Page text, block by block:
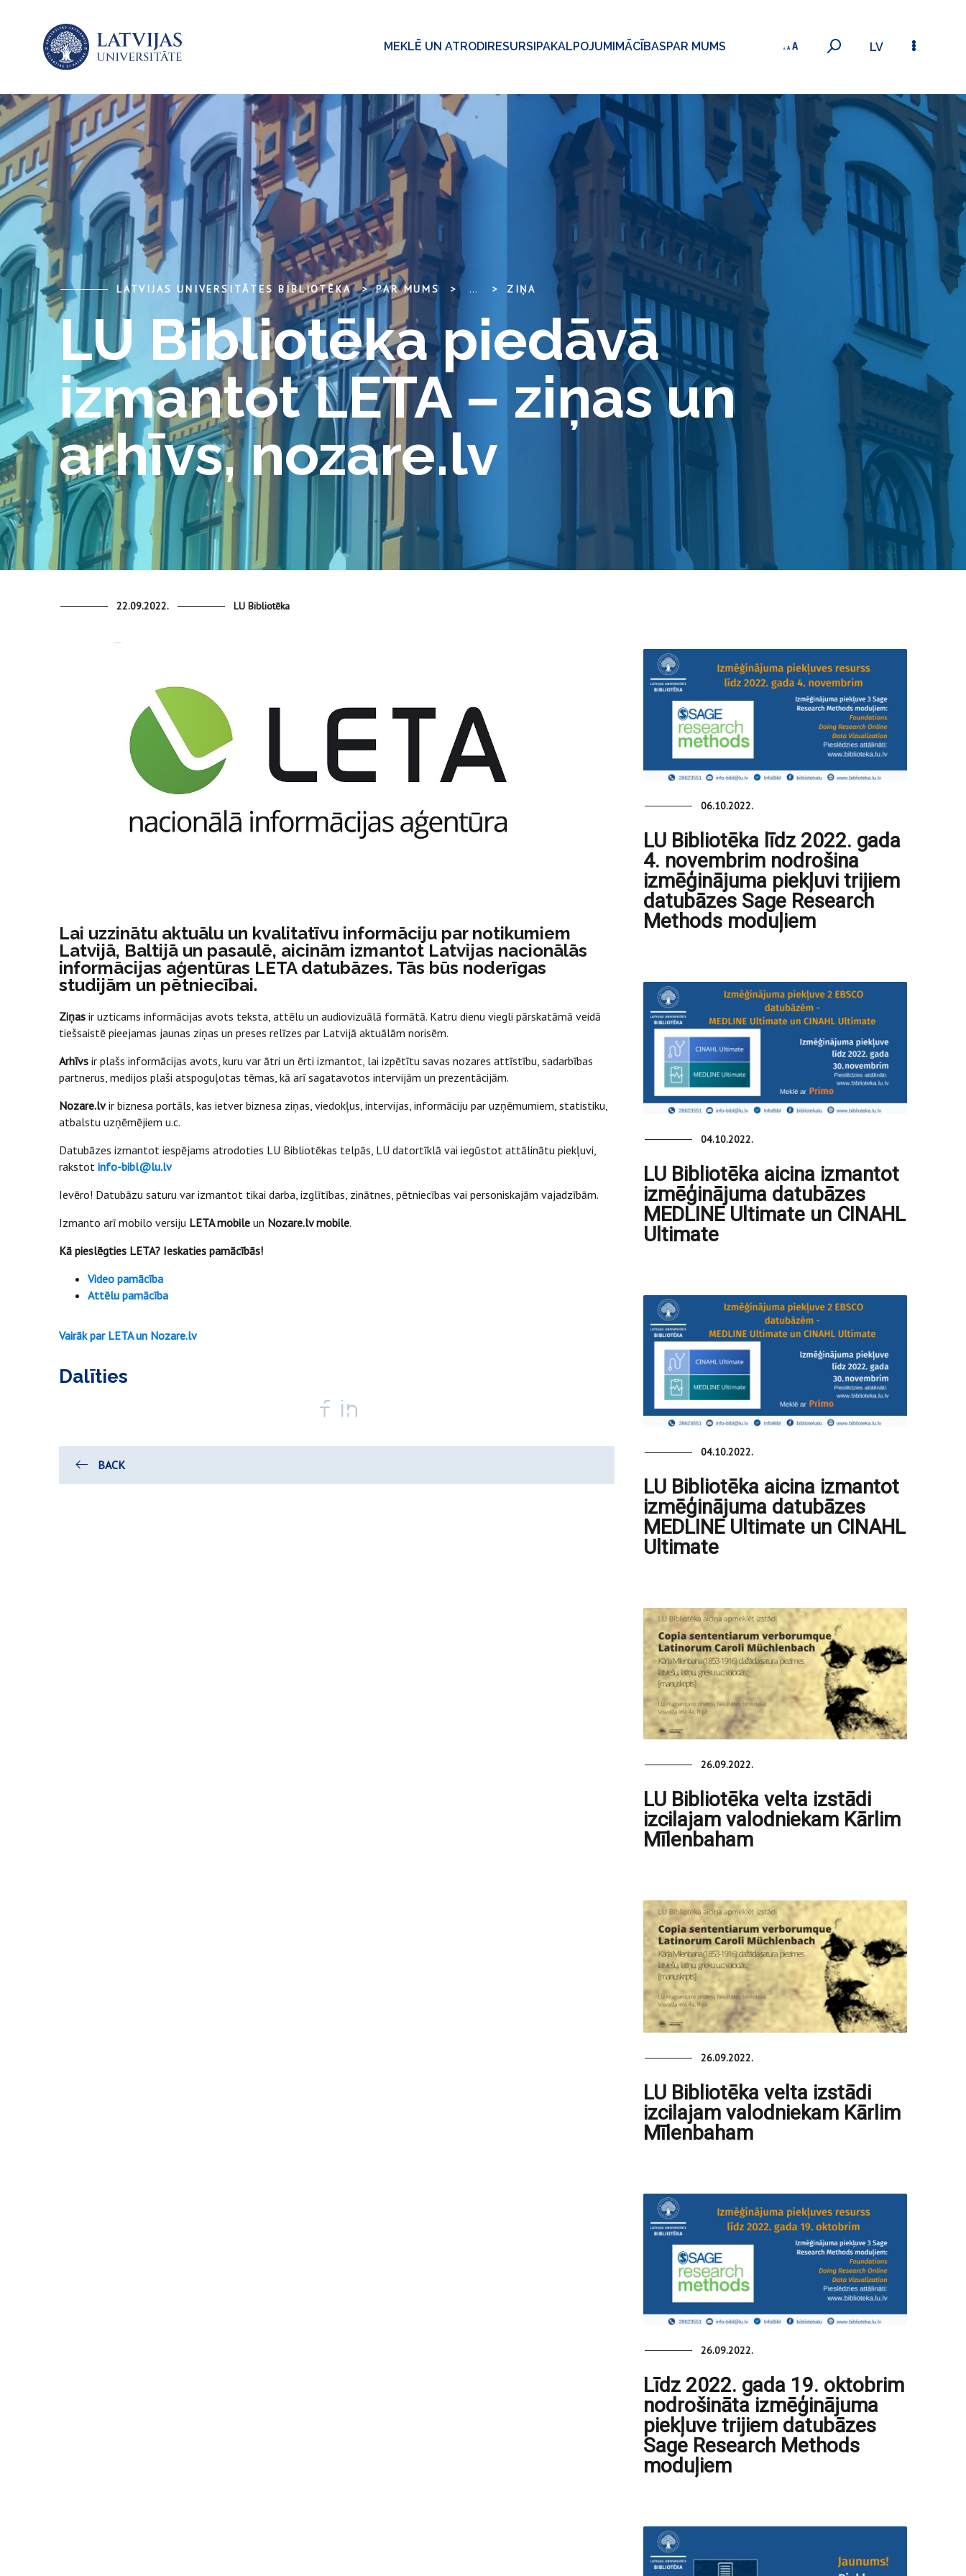
MEKLĒ UN ATRODIRESURSIPAKALPOJUMIMĀCĪBASPAR MUMS LV
LATVIJAS UNIVERSITĀTES BIBLIOTĒKA PAR MUMS ... ZIŅA
LU Bibliotēka piedāvā
izmantot LETA – ziņas un
arhīvs, nozare.lv
22.09.2022. LU Bibliotēka
Lai uzzinātu aktuālu un kvalitatīvu informāciju par notikumiem
Latvijā, Baltijā un pasaulē, aicinām izmantot Latvijas nacionālās
informācijas aģentūras LETA datubāzes. Tās būs noderīgas
studijām un pētniecībai.
Ziņas ir uzticams informācijas avots teksta, attēlu un audiovizuālā formātā. Katru dienu viegli pārskatāmā veidā
tiešsaistē pieejamas jaunas ziņas un preses relīzes par Latvijā aktuālām norisēm.
Arhīvs ir plašs informācijas avots, kuru var ātri un ērti izmantot, lai izpētītu savas nozares attīstību, sadarbības
partnerus, medijos plaši atspoguļotas tēmas, kā arī sagatavotos intervijām un prezentācijām.
Nozare.lvir biznesa portāls, kas ietver biznesa ziņas, viedokļus, intervijas, informāciju par uzņēmumiem, statistiku,
atbalstu uzņēmējiem u.c.
Datubāzes izmantot iespējams atrodoties LU Bibliotēkas telpās, LU datortīklā vai iegūstot attālinātu piekļuvi,
rakstot info-bibl@lu.lv
Ievēro! Datubāzu saturu var izmantot tikai darba, izglītības, zinātnes, pētniecības vai personiskajām vajadzībām.
Izmanto arī mobilo versiju LETA mobile un Nozare.lv mobile.
Kā pieslēgties LETA? Ieskaties pamācībās!
Video pamācība
Attēlu pamācība
Vairāk par LETA un Nozare.lv
Dalīties
BACK
06.10.2022.
LU Bibliotēka līdz 2022. gada
4. novembrim nodrošina
izmēģinājuma piekļuvi trijiem
datubāzes Sage Research
Methods moduļiem
04.10.2022.
LU Bibliotēka aicina izmantot
izmēģinājuma datubāzes
MEDLINE Ultimate un CINAHL
Ultimate
04.10.2022.
LU Bibliotēka aicina izmantot
izmēģinājuma datubāzes
MEDLINE Ultimate un CINAHL
Ultimate
26.09.2022.
LU Bibliotēka velta izstādi
izcilajam valodniekam Kārlim
Mīlenbaham
26.09.2022.
LU Bibliotēka velta izstādi
izcilajam valodniekam Kārlim
Mīlenbaham
26.09.2022.
Līdz 2022. gada 19. oktobrim
nodrošināta izmēģinājuma
piekļuve trijiem datubāzes
Sage Research Methods
moduļiem